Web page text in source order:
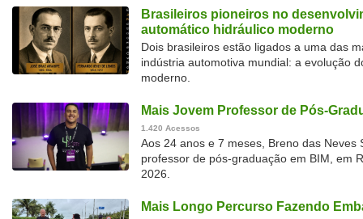
Brasileiros pioneiros no
automático hidráulico moderno
Dois brasileiros estão ligados a uma das
indústria automotiva mundial: a evolução
moderno.
Mais Jovem Professor de Pós-
1.420 Acessos
Aos 24 anos e 7 meses, Breno das Neves
professor de pós-graduação em BIM, em
2026.
Mais Longo Percurso Fazendo